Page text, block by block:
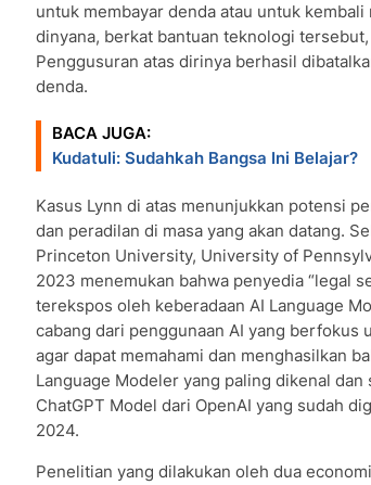
untuk membayar denda atau untuk
dinyana, berkat bantuan teknologi
Penggusuran atas dirinya berhasil
denda.
BACA JUGA:
Kudatuli: Sudahkah Bangsa Ini Belajar?
Kasus Lynn di atas menunjukkan potensi
dan peradilan di masa yang akan datang.
Princeton University, University of
2023 menemukan bahwa penyedia “legal
terekspos oleh keberadaan AI Language
cabang dari penggunaan AI yang berfokus
agar dapat memahami dan menghasilkan
Language Modeler yang paling dikenal
ChatGPT Model dari OpenAI yang sudah
2024.
Penelitian yang dilakukan oleh dua